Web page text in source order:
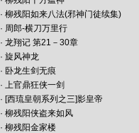
· 柳残阳如来八法(邪神门徒续集)
· 周郎-横刀万里行
· 龙翔记 第21－30章
· 旋风神龙
· 卧龙生剑无痕
· 上官鼎狂侠一剑
· [西琉皇朝系列之三]影皇帝
· 柳残阳侠盗来如风
· 柳残阳金家楼